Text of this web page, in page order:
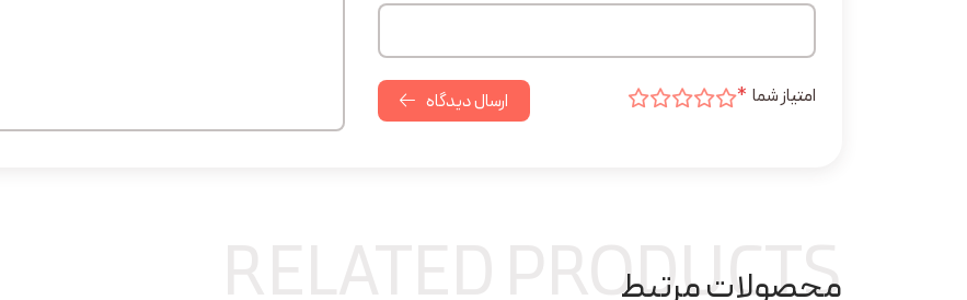
امتیاز شما * ارسال دیدگاه
محصولات مرتبط
RELATED PRODUCTS